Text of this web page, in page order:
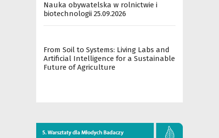
Nauka obywatelska w rolnictwie i
biotechnologii 25.09.2026
From Soil to Systems: Living Labs and
Artificial Intelligence for a Sustainable
Future of Agriculture